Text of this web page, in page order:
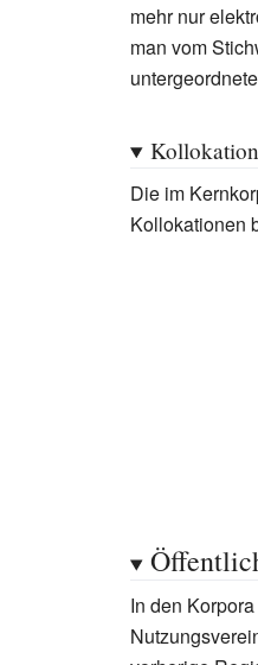
mehr nur
man vom
Die im
Kollokationen
In den